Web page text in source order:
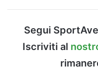
Segui
Iscriviti al